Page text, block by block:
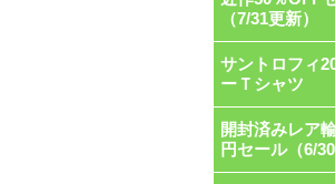
（7/31更新）
サントロフィ
ーＴシャツ
開封済みレア
円セール（6/30